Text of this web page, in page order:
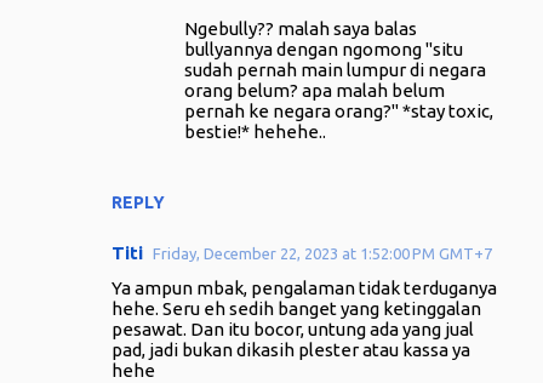
REPLY
Ngebully?? malah saya balas
bullyannya dengan ngomong "situ
sudah pernah main lumpur di negara
orang belum? apa malah belum
pernah ke negara orang?" *stay toxic,
bestie!* hehehe..
Titi Friday, December 22, 2023 at 1:52:00 PM GMT+7
Ya ampun mbak, pengalaman tidak terduganya
hehe. Seru eh sedih banget yang ketinggalan
pesawat. Dan itu bocor, untung ada yang jual
pad, jadi bukan dikasih plester atau kassa ya
hehe